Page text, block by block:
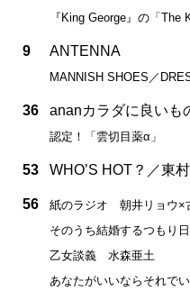
『King George』の「The
9 ANTENNA
MANNISH SHOES／
36 ananカラダに良いも
認定！「雲切目薬α」
53 WHO’S HOT？／東
56
紙のラジオ 朝井リョウ×
そのうち結婚するつもり
乙女談義 水森亜土
あなたがいいならそれで